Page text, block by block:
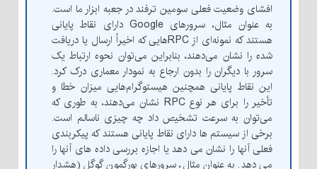
افشای وضعیت فعلی سومین ترفند در جعبه ابزار ما است.
به عنوان مثال، سرورهای Google دارای نقاط پایانی
هستند که نمونه‌ای از RPCهایی که اخیراً ارسال یا دریافت
شده را نشان می‌دهند، بنابراین می‌توان نحوه ارتباط یک
سرور با دیگران را بدون ارجاع به نمودار معماری درک کرد.
این نقاط پایانی همچنین هیستوگرام‌هایی میزان خطا و
تأخیر را برای هر نوع RPC نشان می‌دهند، به طوری که
می‌توان به سرعت تشخیص داد چه چیزی ناسالم است.
برخی از سیستم ها دارای نقاط پایانی هستند که پیکربندی
فعلی آنها را نشان می دهد یا اجازه بررسی داده های آنها را
می دهد. به عنوان مثال، سرورهای بورگمون گوگل (هشدار